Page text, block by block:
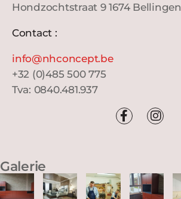
Hondzochtstraat 9 1674 Bellingen
Contact :
eb.tp
ecnoc
hn@of
ni
+32 (0)485 500 775
Tva: 0840.481.937
Galerie